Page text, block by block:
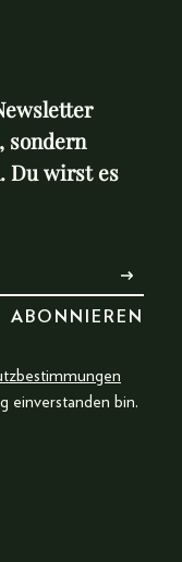
sondern
Du wirst es
einverstanden bin.